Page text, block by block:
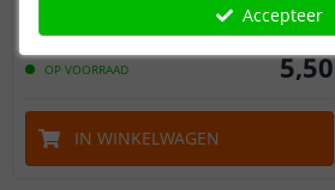
reviews)
OP VOORRAAD 5,50
IN WINKELWAGEN
Accepteer